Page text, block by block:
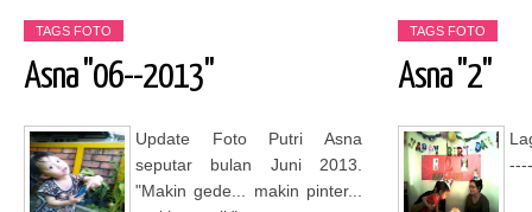
TAGS FOTO
Asna "06--2013"
Update Foto Putri Asna
seputar bulan Juni 2013.
"Makin gede... makin pinter...
TAGS FOTO
Asna "2"